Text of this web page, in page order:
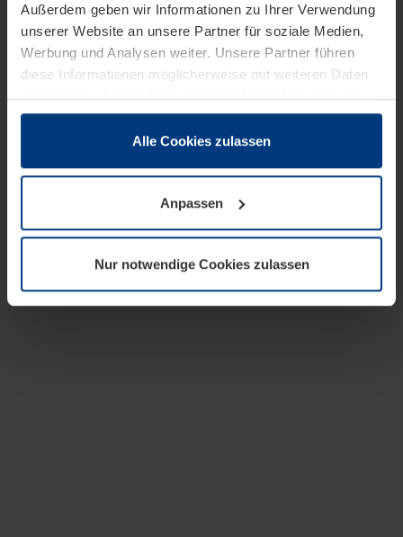
Außerdem geben wir Informationen zu Ihrer Verwendung
unserer Website an unsere Partner für soziale Medien,
Werbung und Analysen weiter. Unsere Partner führen
diese Informationen möglicherweise mit weiteren Daten
zusammen, die Sie ihnen bereitgestellt haben oder die
sie im Rahmen Ihrer Nutzung der Dienste gesammelt
wenn diese für den Betrieb dieser Seite unbedingt
notwendig sind. Für alle anderen Cookie-Typen benötigen
wir Ihre Erlaubnis. Ihre Einwilligung können Sie jederzeit
Datenschutzerklärungunserer Website ändern oder
widerrufen.
Alle Cookies zulassen
Anpassen
Nur notwendige Cookies zulassen